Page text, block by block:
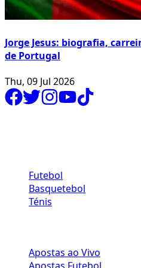
Jorge Jesus: biografia,
de Portugal
Thu, 09 Jul 2026
Futebol
Basquetebol
Ténis
Apostas ao Vivo